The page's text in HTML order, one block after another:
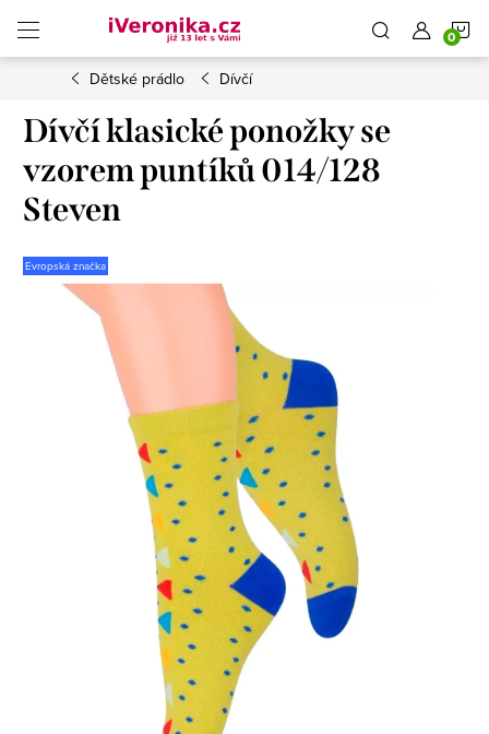
obsah
Dětské prádlo Dívčí
Dívčí klasické ponožky se
vzorem puntíků 014/128
Steven
Evropská značka